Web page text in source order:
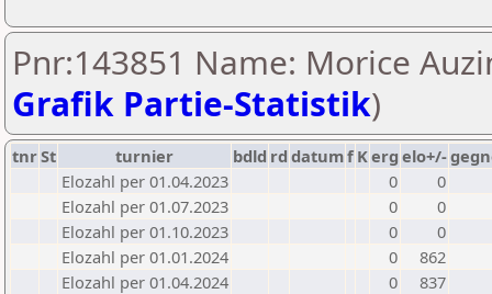
Pnr:143851 Name: Morice
Grafik Partie-Statistik)
tnrSt turnier bdld rd datumf Kerg elo+/-
Elozahl per 01.04.2023
0
0
Elozahl per 01.07.2023
0
0
Elozahl per 01.10.2023
0
0
Elozahl per 01.01.2024
0
862
Elozahl per 01.04.2024
0
837